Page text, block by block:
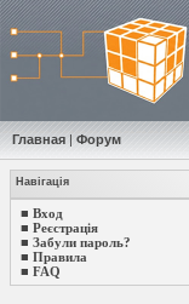
Главная | Форум
Навігація
■ Вход
■ Реєстрація
■ Забули пароль?
■ Правила
■ FAQ